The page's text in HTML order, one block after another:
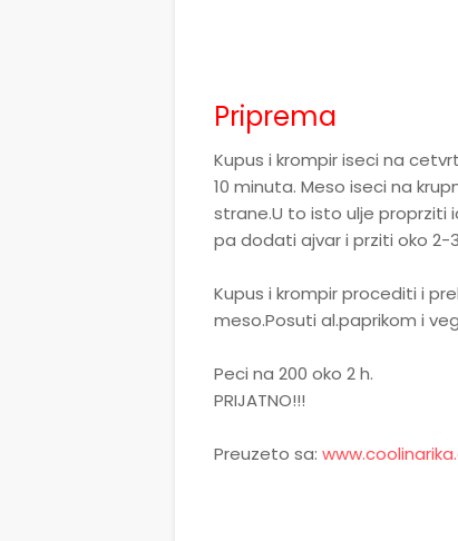
Priprema
Kupus i krompir iseci na
10 minuta. Meso iseci na
strane.U to isto ulje proprziti
pa dodati ajvar i prziti oko 2-
Kupus i krompir procediti i
meso.Posuti al.paprikom i
Peci na 200 oko 2 h.
PRIJATNO!!!
Preuzeto sa: